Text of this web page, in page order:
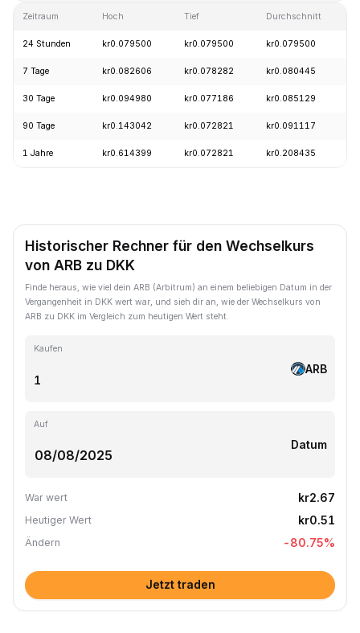
Zeitraum Hoch Tief Durchschnitt
24 Stunden kr0.079500 kr0.079500 kr0.079500
7 Tage kr0.082606 kr0.078282 kr0.080445
30 Tage kr0.094980 kr0.077186 kr0.085129
90 Tage kr0.143042 kr0.072821 kr0.091117
1 Jahre kr0.614399 kr0.072821 kr0.208435
Historischer Rechner für den Wechselkurs
von ARB zu DKK
Finde heraus, wie viel dein ARB (Arbitrum) an einem beliebigen Datum in der
Vergangenheit in DKK wert war, und sieh dir an, wie der Wechselkurs von
ARB zu DKK im Vergleich zum heutigen Wert steht.
Kaufen
ARB
Auf
Datum
War wert kr2.67
Heutiger Wert kr0.51
Ändern -80.75%
Jetzt traden